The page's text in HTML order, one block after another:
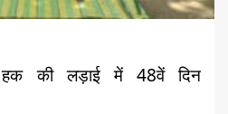
की लड़ाई में 48वें दिन